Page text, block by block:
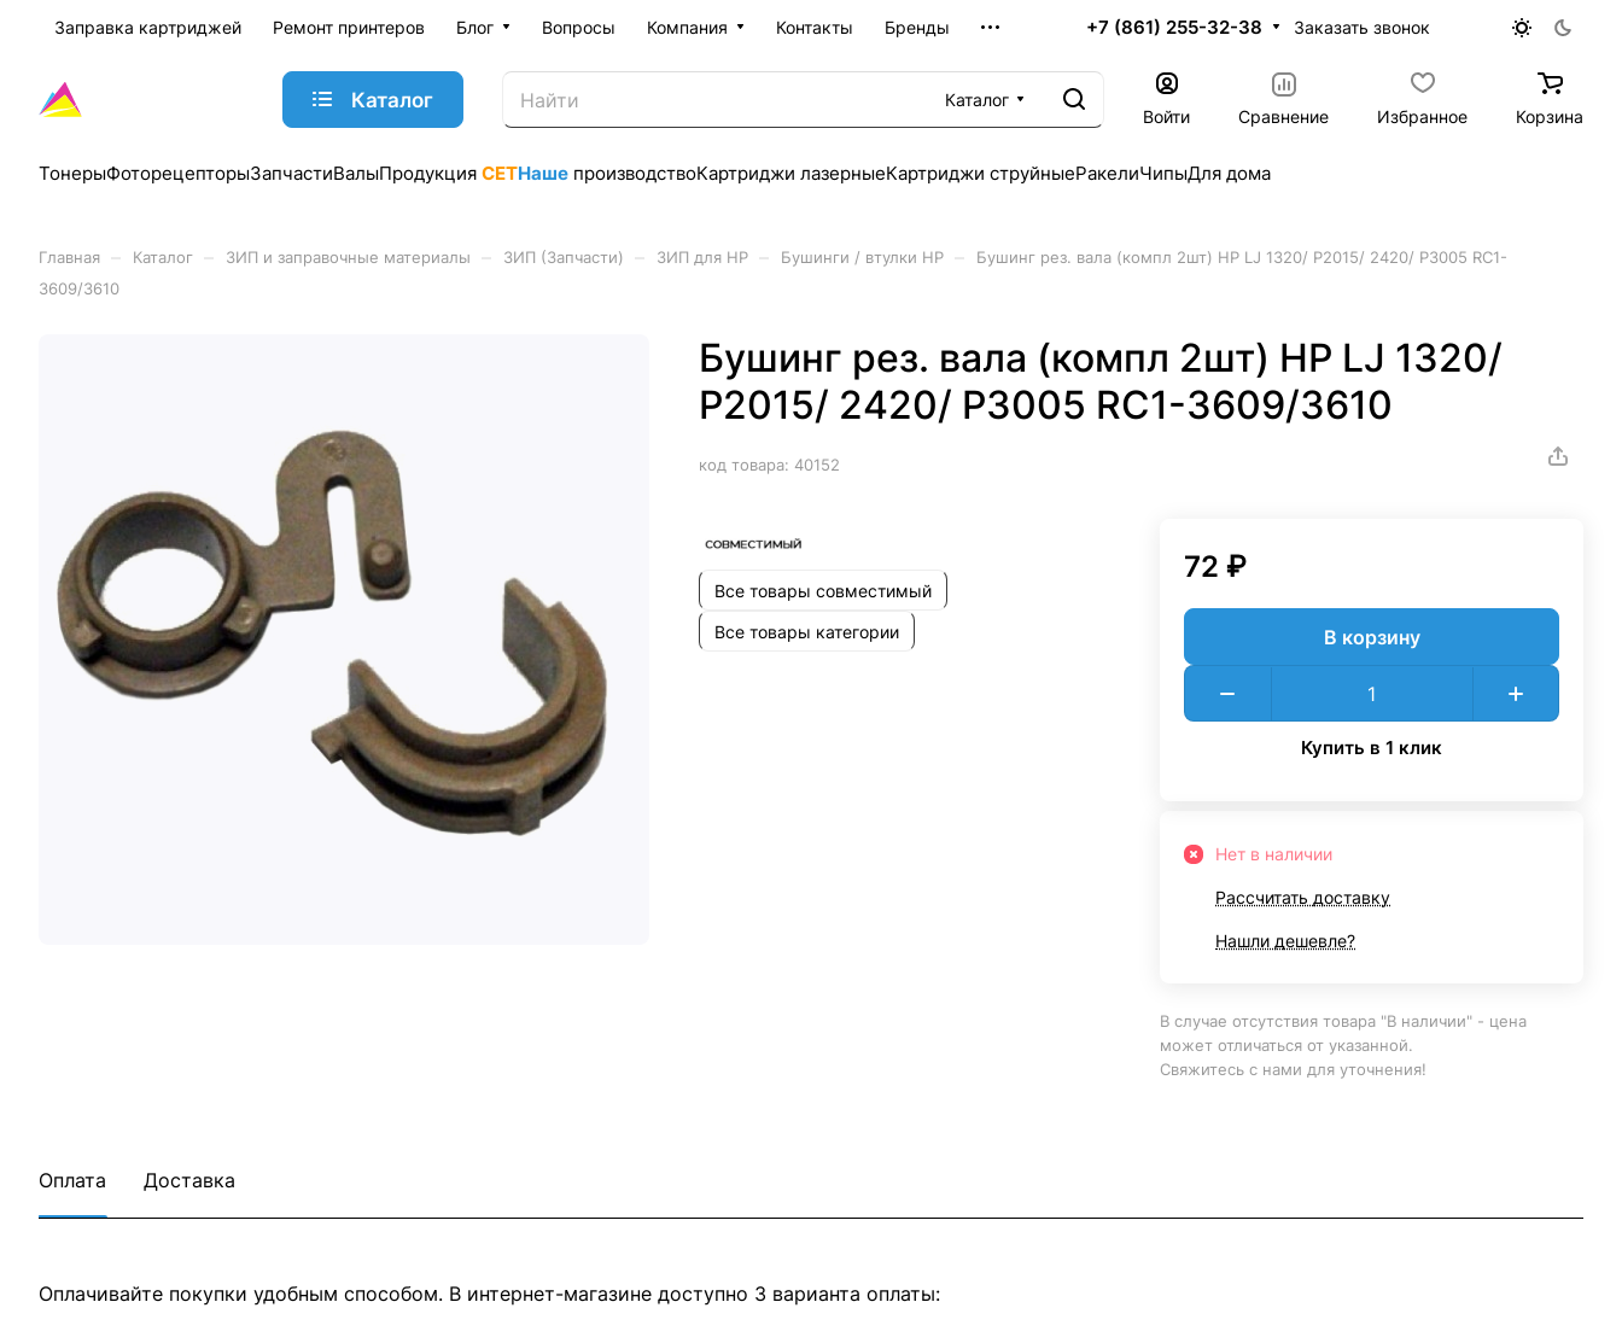
Заправка картриджей Ремонт принтеров Блог Вопросы Компания Контакты Бренды +7 (861) 255-32-38 Заказать звонок
Каталог
Каталог
Войти
Сравнение Избранное Корзина
ТонерыФоторецепторыЗапчастиВалыПродукция CETНаше производствоКартриджи лазерныеКартриджи струйныеРакелиЧипыДля дома
Главная Каталог ЗИП и заправочные материалы ЗИП (Запчасти) ЗИП для HP Бушинги / втулки HP
Бушинг рез. вала (компл 2шт) HP LJ 1320/ P2015/ 2420/ P3005 RC1-
3609/3610
Бушинг рез. вала (компл 2шт) HP LJ 1320/
P2015/ 2420/ P3005 RC1-3609/3610
код товара: 40152
Все товары совместимый
Все товары категории
72 ₽
В корзину
Купить в 1 клик
Нет в наличии
Рассчитать доставку
Нашли дешевле?
В случае отсутствия товара "В наличии" - цена
может отличаться от указанной.
Свяжитесь с нами для уточнения!
Оплата Доставка
Оплачивайте покупки удобным способом. В интернет-магазине доступно 3 варианта оплаты: